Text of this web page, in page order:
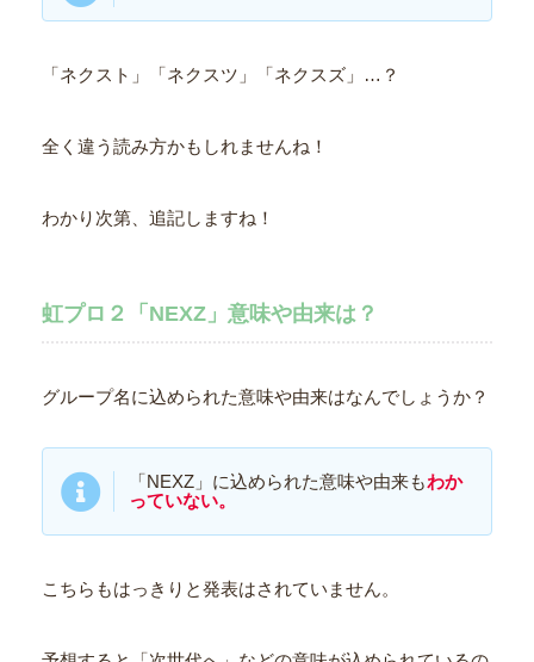
「ネクスト」「ネクスツ」「ネクスズ」…？
全く違う読み方かもしれませんね！
わかり次第、追記しますね！
虹プロ２「NEXZ」意味や由来は？
グループ名に込められた意味や由来はなんでしょうか？
「NEXZ」に込められた意味や由来もわか
っていない。
こちらもはっきりと発表はされていません。